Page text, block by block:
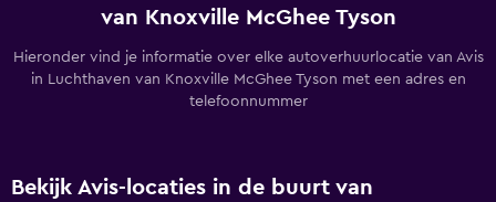
van Knoxville McGhee Tyson
Hieronder vind je informatie over elke autoverhuurlocatie van Avis
in Luchthaven van Knoxville McGhee Tyson met een adres en
telefoonnummer
Bekijk Avis-locaties in de buurt van